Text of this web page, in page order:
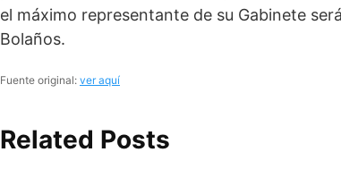
el máximo representante de su Gabinete
Bolaños.
Fuente original: ver aquí
Related Posts